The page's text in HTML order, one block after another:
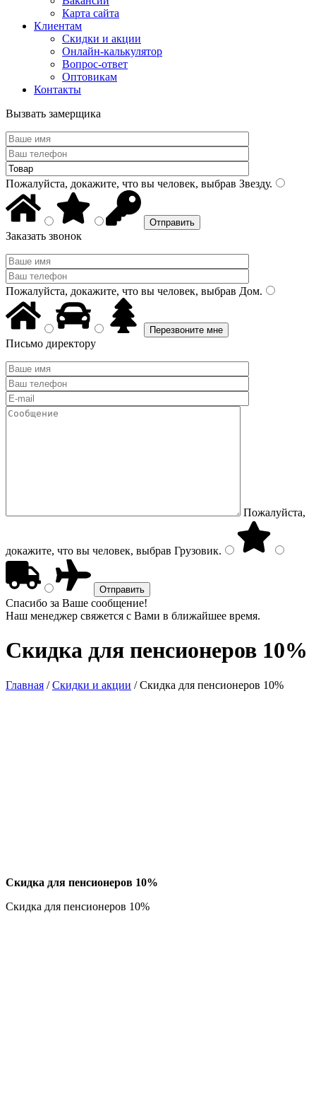
Карта сайта
Клиентам
Скидки и акции
Онлайн-калькулятор
Вопрос-ответ
Оптовикам
Контакты
Вызвать замерщика
Пожалуйста, докажите, что вы человек, выбрав Звезду.
Заказать звонок
Пожалуйста, докажите, что вы человек, выбрав Дом.
Письмо директору
Пожалуйста,
докажите, что вы человек, выбрав Грузовик.
Спасибо за Ваше сообщение!
Наш менеджер свяжется с Вами в ближайшее время.
Скидка для пенсионеров 10%
Главная /Скидки и акции /Скидка для пенсионеров 10%
Скидка для пенсионеров 10%
Скидка для пенсионеров 10%